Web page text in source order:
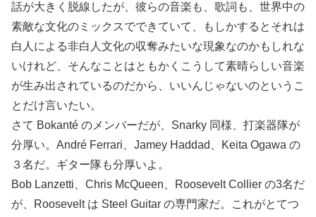
話が大きく脱線したが、彼らの音楽も、歌詞も、世界中の
素敵な文化のミックスでできていて、もしかするとそれは
白人による非白人文化の収奪みたいな現象なのかもしれな
いけれど、そんなことはともかくこうして素晴らしい音楽
が生み出されているのだから、いいんじゃないのというこ
とだけ言いたい。
さて Bokanté のメンバーだが、Snarky 同様、打楽器隊が
分厚い。André Ferrari、Jamey Haddad、Keita Ogawa の
３名だ。ギター隊も分厚いよ。
Bob Lanzetti、Chris McQueen、Roosevelt Collier の3名だ
が、Roosevelt は Steel Guitar の専門家だ。これがとてつ